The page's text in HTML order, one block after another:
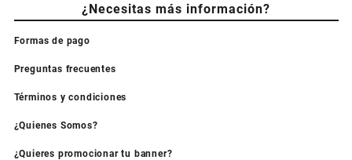
¿Necesitas más información?
Formas de pago
Preguntas frecuentes
Términos y condiciones
¿Quienes Somos?
¿Quieres promocionar tu banner?